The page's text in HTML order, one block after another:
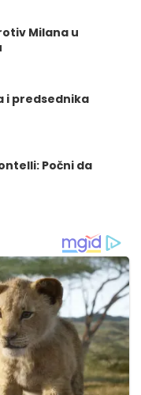
Milana u
i predsednika
Počni da